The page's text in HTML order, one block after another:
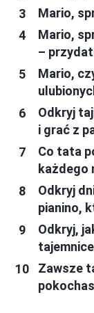
Mario,
Mario,
–
Mario,
Odkryj
i grać z
Co tata
każdego
Odkryj
pianino,
Odkryj,
tajemnice
Zawsze